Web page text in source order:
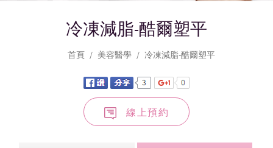
BEAUTY冷凍減脂-酷爾塑平
首頁 美容醫學 冷凍減脂-酷爾塑平
線上預約